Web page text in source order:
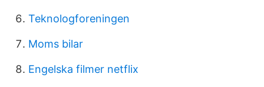
Teknologforeningen
Moms bilar
Engelska filmer netflix